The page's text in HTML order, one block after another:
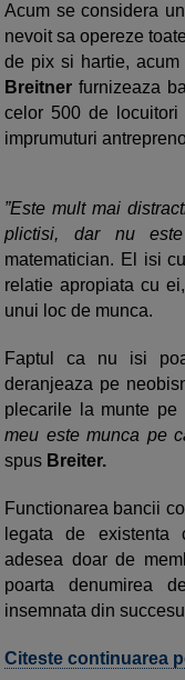
Acum se considera
nevoit sa opereze
de pix si hartie,
Breitner furnizeaza
celor 500 de locuitori
imprumuturi
”Este mult mai
plictisi, dar nu
matematician. El isi
relatie apropiata cu
unui loc de munca.
Faptul ca nu isi
deranjeaza pe
plecarile la munte pe
meu este munca pe
spus Breiter.
Functionarea bancii
legata de existenta
adesea doar de
poarta denumirea
insemnata din
Citeste continuarea